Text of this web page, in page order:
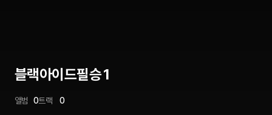
블랙아이드필승1
앨범 0트랙 0